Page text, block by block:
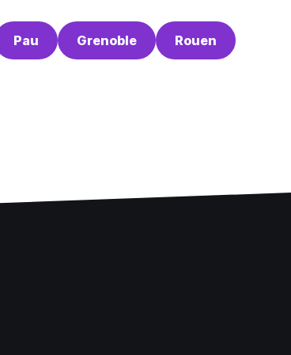
Pau Grenoble Rouen